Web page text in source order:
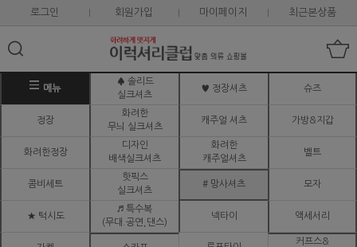
로그인 회원가입 마이페이지 최근본상품
메뉴
♠ 솔리드
실크셔츠
♥ 정장셔츠 슈즈
정장
화려한
무늬 실크셔츠
캐주얼 셔츠 가방&지갑
화려한정장
디자인
배색실크셔츠
화려한
캐주얼셔츠
벨트
콤비세트
핫픽스
실크셔츠
# 망사셔츠 모자
★ 턱시도
♬ 특수복
(무대.공연,댄스)
넥타이 액세서리
커프스&